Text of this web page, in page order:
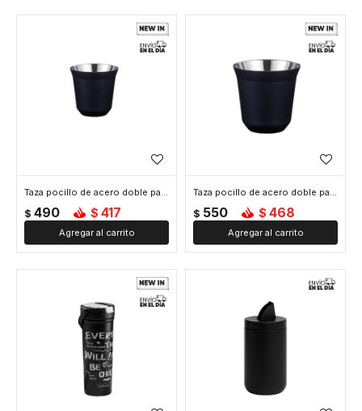
Taza pocillo de acero doble pared - 80ml - Negro
$ 490 $ 417
Taza pocillo de acero doble pared - 160ml - Negro
$ 550 $ 468